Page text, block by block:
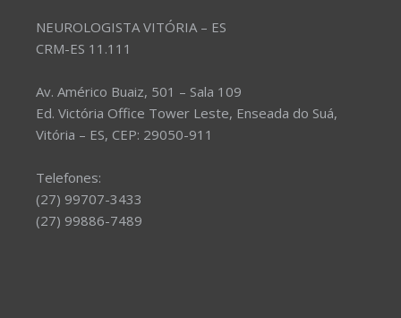
NEUROLOGISTA VITÓRIA – ES
CRM-ES 11.111
Av. Américo Buaiz, 501 – Sala 109
Ed. Victória Office Tower Leste, Enseada do Suá,
Vitória – ES, CEP: 29050-911
Telefones:
(27) 99707-3433
(27) 99886-7489